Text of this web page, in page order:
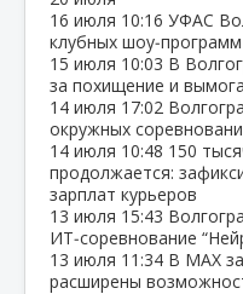
16 июля 10:16 УФАС
клубных шоу‑программ
15 июля 10:03 В
за похищение и
14 июля 17:02
окружных
14 июля 10:48 150
продолжается:
зарплат курьеров
13 июля 15:43
ИТ‑соревнование
13 июля 11:34 В МАХ
расширены